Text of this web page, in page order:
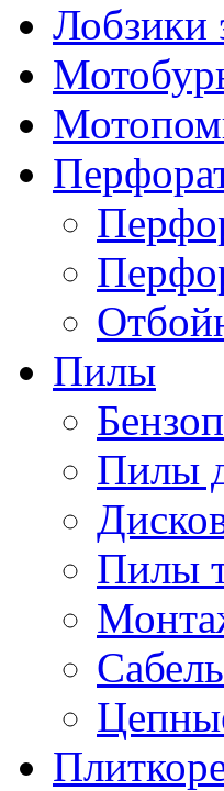
Лобзики
Пилы
Пилы
Пилы